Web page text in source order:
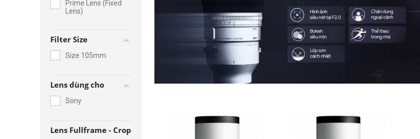
Prime Lens (Fixed
Lens)
Filter Size
Size 105mm
Lens dùng cho
Sony
Lens Fullframe - Crop